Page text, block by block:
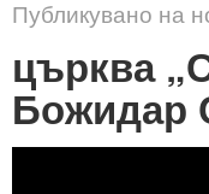
Публикувано на
църква
Божидар